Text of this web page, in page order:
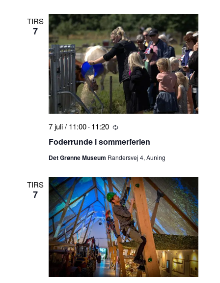
TIRS
7
Foderrunde i sommerferien
7 juli / 11:00- 11:20 Tilbagevendende
Det Grønne Museum Randersvej 4, Auning
TIRS
7